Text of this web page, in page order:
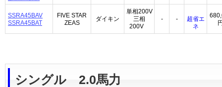
SSRA45BAV
SSRA45BAT
FIVE STAR
ZEAS
ダイキン
単相200V
三相
200V
- -
超省エ
ネ
シングル 2.0馬力